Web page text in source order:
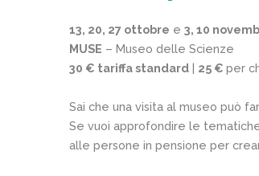
13, 20, 27 ottobre e 3, 10
MUSE – Museo delle Scienze
30 € tariffa standard | 25 € per
Sai che una visita al museo può
Se vuoi approfondire le
alle persone in pensione per